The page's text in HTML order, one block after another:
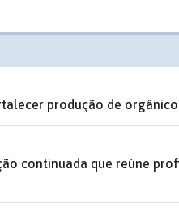
produção de
continuada que reúne